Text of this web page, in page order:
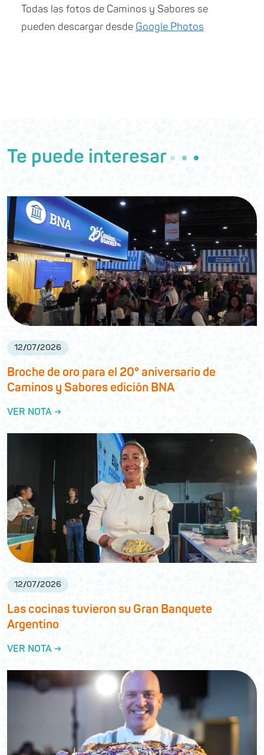
Todas las fotos de Caminos y Sabores se
pueden descargar desde Google Photos
Te puede interesar
12/07/2026
Broche de oro para el 20° aniversario de
Caminos y Sabores edición BNA
VER NOTA →
12/07/2026
Las cocinas tuvieron su Gran Banquete
Argentino
VER NOTA →